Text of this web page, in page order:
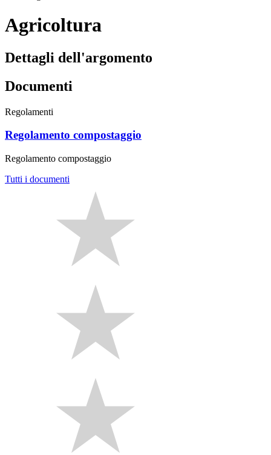
Agricoltura
Dettagli dell'argomento
Documenti
Regolamenti
Regolamento compostaggio
Regolamento compostaggio
Tutti i documenti